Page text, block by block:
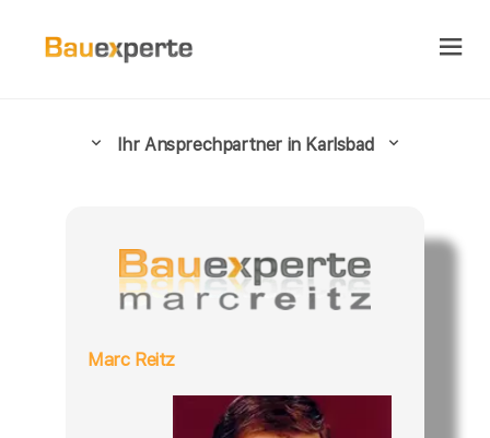
Ihr Ansprechpartner in Karlsbad
Marc Reitz